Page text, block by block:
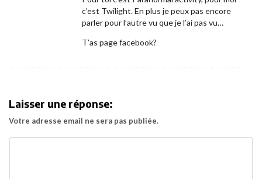
t
e
5
c’est Twilight. En plus je peux pas encore
parler pour l’autre vu que je l’ai pas vu…
T’as page facebook?
Laisser une réponse:
Votre adresse email ne sera pas publiée.